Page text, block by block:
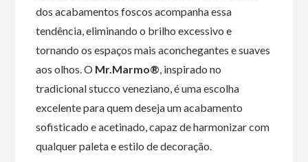
dos acabamentos foscos acompanha essa
tendência, eliminando o brilho excessivo e
tornando os espaços mais aconchegantes e suaves
aos olhos. O Mr.Marmo®, inspirado no
tradicional stucco veneziano, é uma escolha
excelente para quem deseja um acabamento
sofisticado e acetinado, capaz de harmonizar com
qualquer paleta e estilo de decoração.